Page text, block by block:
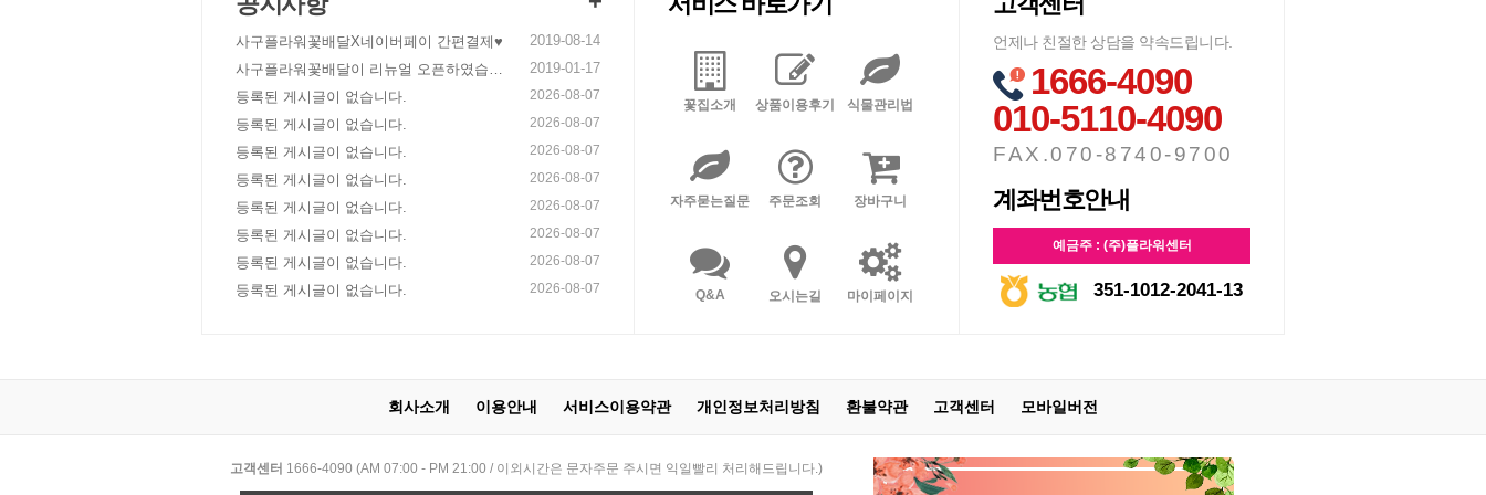
사구플라워꽃배달X네이버페이 간편결제♥
2019-08-14
사구플라워꽃배달이 리뉴얼 오픈하였습니
다!
2019-01-17
등록된 게시글이 없습니다.
2026-08-07
등록된 게시글이 없습니다. 2026-08-07
등록된 게시글이 없습니다. 2026-08-07
등록된 게시글이 없습니다. 2026-08-07
등록된 게시글이 없습니다. 2026-08-07
등록된 게시글이 없습니다. 2026-08-07
등록된 게시글이 없습니다. 2026-08-07
등록된 게시글이 없습니다. 2026-08-07
꽃집소개 상품이용후기 식물관리법
자주묻는질문 주문조회 장바구니
Q&A 오시는길 마이페이지
언제나 친절한 상담을 약속드립니다.
1666-4090
010-5110-4090
FAX.070-8740-9700
계좌번호안내
예금주 : (주)플라워센터
351-1012-2041-13
회사소개 이용안내 서비스이용약관 개인정보처리방침 환불약관 고객센터 모바일버전
고객센터 1666-4090 (AM 07:00 - PM 21:00 / 이외시간은 문자주문 주시면 익일빨리 처리해드립니다.)